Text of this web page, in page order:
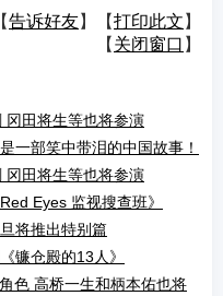
告诉好友】【打印此文 】
【 关闭窗口 】
冈田将生等也将参演
一部笑中带泪的中国故事！
冈田将生等也将参演
Eyes 监视搜查班》
将推出特别篇
镰仓殿的13人》
色 高桥一生和柄本佑也将